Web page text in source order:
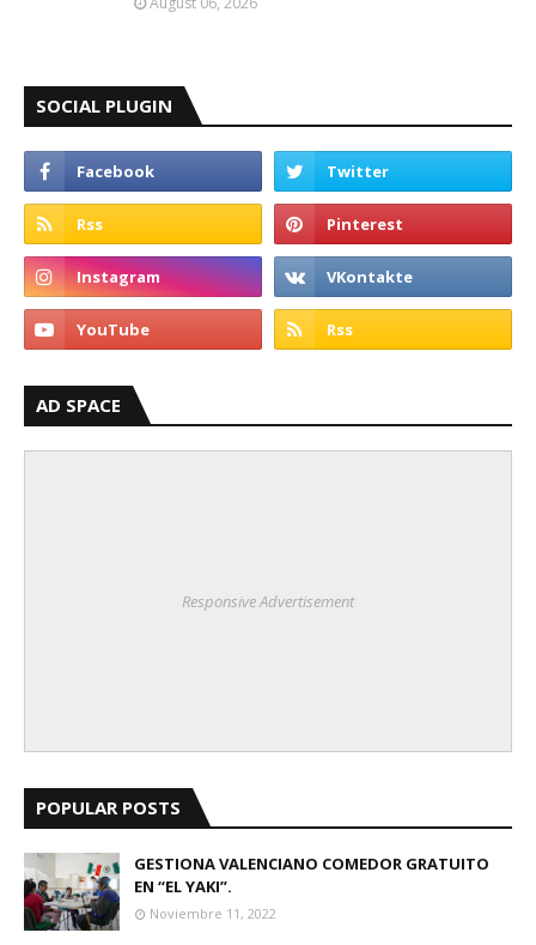
SOCIAL PLUGIN
AD SPACE
Responsive Advertisement
POPULAR POSTS
GESTIONA VALENCIANO COMEDOR GRATUITO
EN “EL YAKI”.
Noviembre 11, 2022